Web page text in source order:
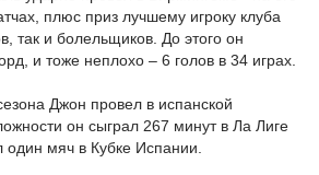
плюс приз лучшему игроку клуба
так и болельщиков. До этого он
и тоже неплохо – 6 голов в 34 играх.
Джон провел в испанской
он сыграл 267 минут в Ла Лиге
один мяч в Кубке Испании.